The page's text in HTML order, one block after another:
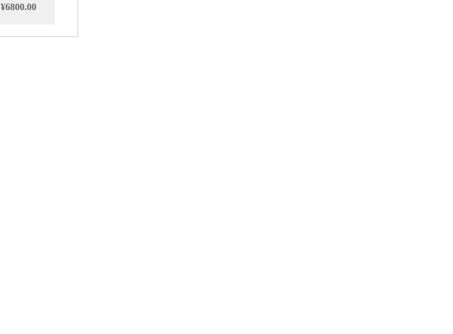
¥6800.00